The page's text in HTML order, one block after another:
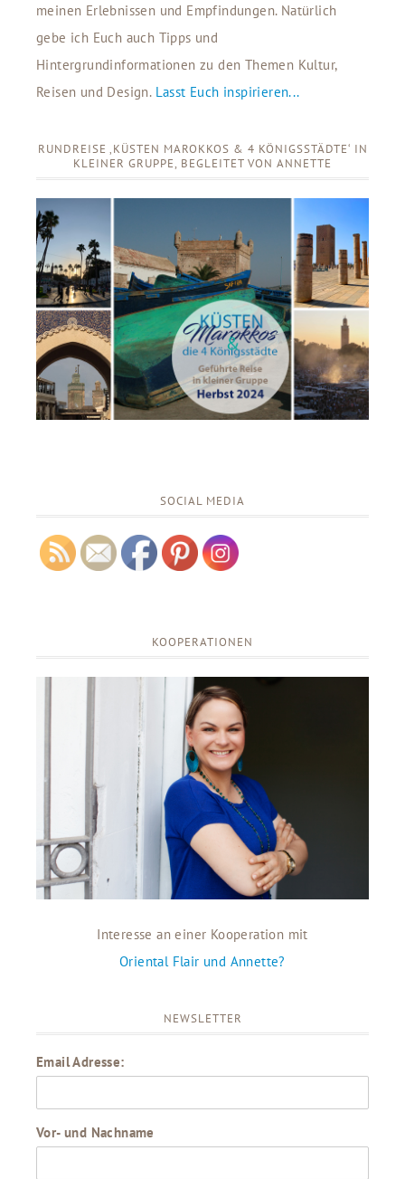
meinen Erlebnissen und Empfindungen. Natürlich
gebe ich Euch auch Tipps und
Hintergrundinformationen zu den Themen Kultur,
Reisen und Design. Lasst Euch inspirieren...
RUNDREISE ‚KÜSTEN MAROKKOS & 4 KÖNIGSSTÄDTE‘ IN
KLEINER GRUPPE, BEGLEITET VON ANNETTE
SOCIAL MEDIA
KOOPERATIONEN
Interesse an einer Kooperation mit
Oriental Flair und Annette?
NEWSLETTER
Email Adresse:
Vor- und Nachname